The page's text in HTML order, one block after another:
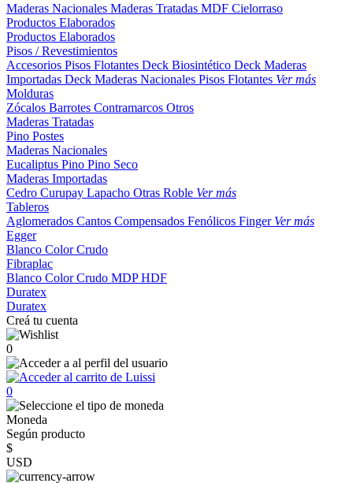
Maderas Nacionales Maderas Tratadas MDF Cielorraso
Productos Elaborados
Productos Elaborados
Pisos / Revestimientos
Accesorios Pisos Flotantes Deck Biosintético Deck Maderas
Importadas Deck Maderas Nacionales Pisos Flotantes Ver más
Molduras
Zócalos Barrotes Contramarcos Otros
Maderas Tratadas
Pino Postes
Maderas Nacionales
Eucaliptus Pino Pino Seco
Maderas Importadas
Cedro Curupay Lapacho Otras Roble Ver más
Tableros
Aglomerados Cantos Compensados Fenólicos Finger Ver más
Egger
Blanco ColorCrudo
Fibraplac
Blanco ColorCrudo MDPHDF
Duratex
Duratex
Creá tu cuenta
0
0
Moneda
Según producto
$
USD